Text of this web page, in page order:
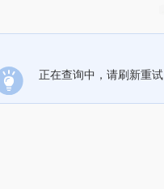
正在查询中，请刷新重试